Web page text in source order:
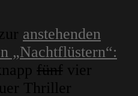
anstehenden
„Nachtflüstern“:
fünf vier
Thriller